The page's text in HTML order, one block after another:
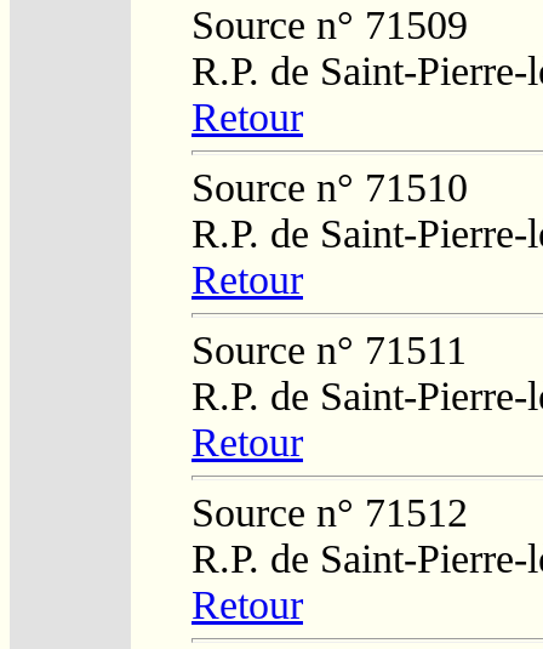
Source n° 71509
R.P. de Saint-
Retour
Source n° 71510
R.P. de Saint-
Retour
Source n° 71511
R.P. de Saint-
Retour
Source n° 71512
R.P. de Saint-
Retour